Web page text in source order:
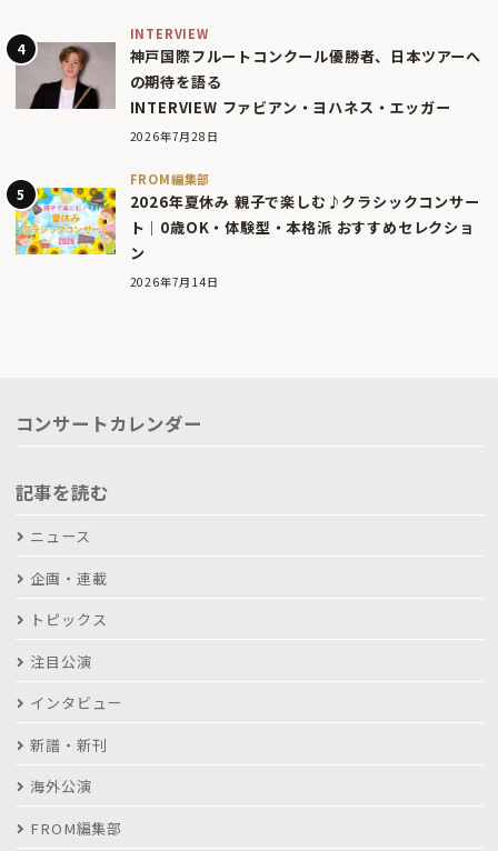
INTERVIEW
神戸国際フルートコンクール優勝者、日本ツアーへ
の期待を語る
INTERVIEW ファビアン・ヨハネス・エッガー
2026年7月28日
FROM編集部
2026年夏休み 親子で楽しむ♪クラシックコンサー
ト｜0歳OK・体験型・本格派 おすすめセレクショ
ン
2026年7月14日
コンサートカレンダー
記事を読む
ニュース
企画・連載
トピックス
注目公演
インタビュー
新譜・新刊
海外公演
FROM編集部